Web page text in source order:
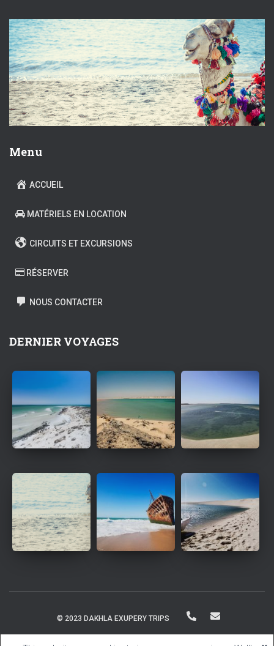
Menu
ACCUEIL
MATÉRIELS EN LOCATION
CIRCUITS ET EXCURSIONS
RÉSERVER
NOUS CONTACTER
DERNIER VOYAGES
© 2023 DAKHLA EXUPERY TRIPS